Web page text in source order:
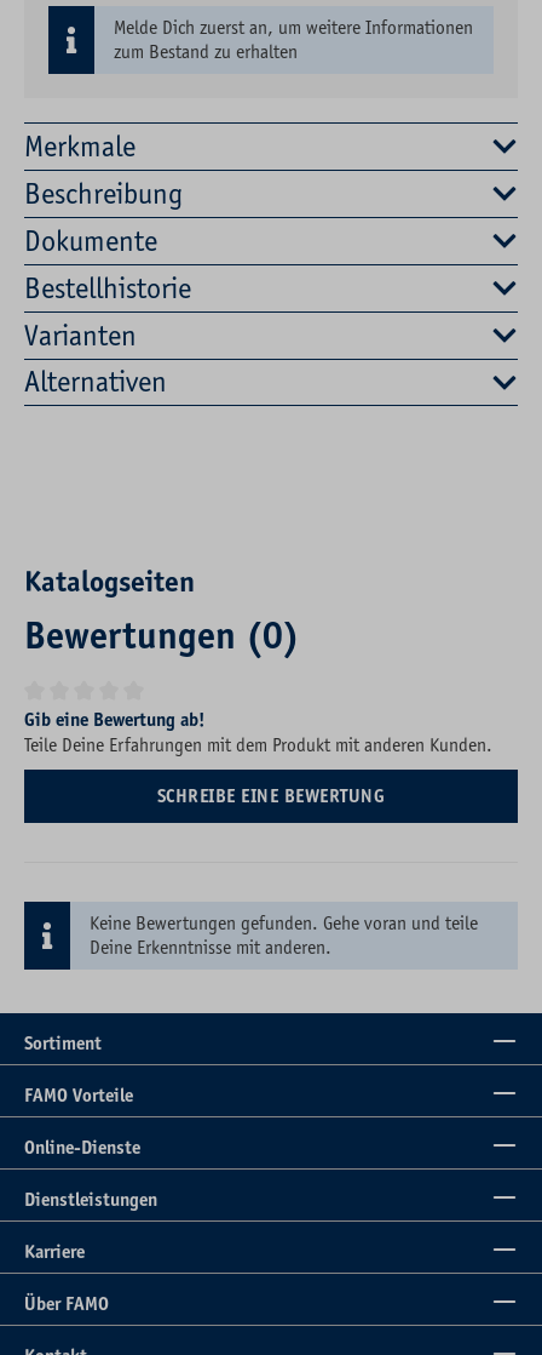
Merkmale
Beschreibung
Dokumente
Bestellhistorie
Varianten
Alternativen
Melde Dich zuerst an, um weitere Informationen
zum Bestand zu erhalten
Katalogseiten
Bewertungen (0)
Durchschnittliche Bewertung von 0 von 5 Sternen
Gib eine Bewertung ab!
Teile Deine Erfahrungen mit dem Produkt mit anderen Kunden.
SCHREIBE EINE BEWERTUNG
Keine Bewertungen gefunden. Gehe voran und teile
Deine Erkenntnisse mit anderen.
Sortiment
FAMO Vorteile
Online-Dienste
Dienstleistungen
Karriere
Über FAMO